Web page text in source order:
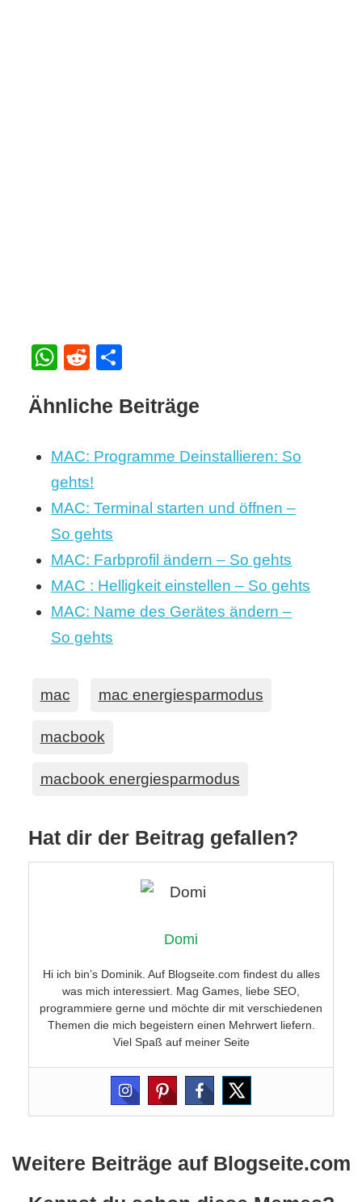
WhatsApp
RedditTeilen
Ähnliche Beiträge
MAC: Programme Deinstallieren: So
gehts!
MAC: Terminal starten und öffnen –
So gehts
MAC: Farbprofil ändern – So gehts
MAC : Helligkeit einstellen – So gehts
MAC: Name des Gerätes ändern –
So gehts
mac mac energiesparmodus
macbook
macbook energiesparmodus
Hat dir der Beitrag gefallen?
Domi
Hi ich bin’s Dominik. Auf Blogseite.com findest du alles
was mich interessiert. Mag Games, liebe SEO,
programmiere gerne und möchte dir mit verschiedenen
Themen die mich begeistern einen Mehrwert liefern.
Viel Spaß auf meiner Seite
Weitere Beiträge auf Blogseite.com